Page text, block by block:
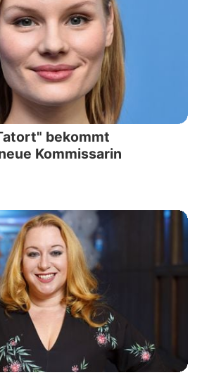
bekommt
Kommissarin